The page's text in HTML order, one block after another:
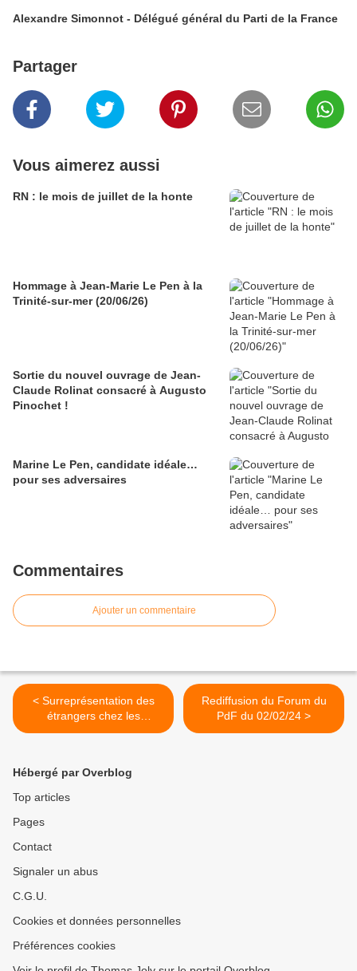
Alexandre Simonnot - Délégué général du Parti de la France
Partager
Vous aimerez aussi
RN : le mois de juillet de la honte
Hommage à Jean-Marie Le Pen à la
Trinité-sur-mer (20/06/26)
Sortie du nouvel ouvrage de Jean-
Claude Rolinat consacré à Augusto
Pinochet !
Marine Le Pen, candidate idéale…
pour ses adversaires
Commentaires
Ajouter un commentaire
< Surreprésentation des
étrangers chez les
délinquants : quelle surprise
Rediffusion du Forum du
PdF du 02/02/24 >
Hébergé par Overblog
Top articles
Pages
Contact
Signaler un abus
C.G.U.
Cookies et données personnelles
Préférences cookies